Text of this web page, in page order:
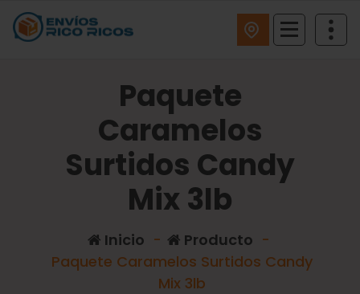
Paquete
Caramelos
Surtidos Candy
Mix 3lb
Inicio - Producto -
Paquete Caramelos Surtidos Candy
Mix 3lb